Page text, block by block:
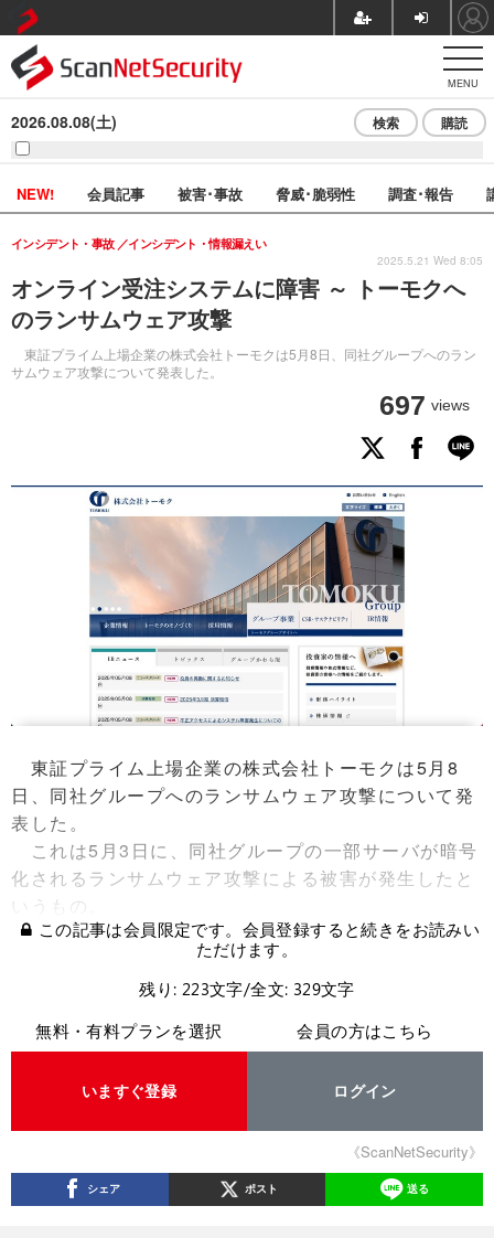
MENU
2026.08.08(土) 検索 購読
NEW! 会員記事 被害･事故 脅威･脆弱性 調査･報告
オンライン受注システムに障害 ～ トーモクへ
のランサムウェア攻撃
東証プライム上場企業の株式会社トーモクは5月8日、同社グループへのラン
サムウェア攻撃について発表した。
インシデント・事故 インシデント・情報漏えい
697 views
2025.5.21 Wed 8:05
東証プライム上場企業の株式会社トーモクは5月8
日、同社グループへのランサムウェア攻撃について発
表した。
これは5月3日に、同社グループの一部サーバが暗号
化されるランサムウェア攻撃による被害が発生したと
いうもの。
この記事は会員限定です。会員登録すると続きをお読みい
ただけます。
残り: 223文字/全文: 329文字
無料・有料プランを選択
いますぐ登録
会員の方はこちら
ログイン
《ScanNetSecurity》
シェア ポスト 送る